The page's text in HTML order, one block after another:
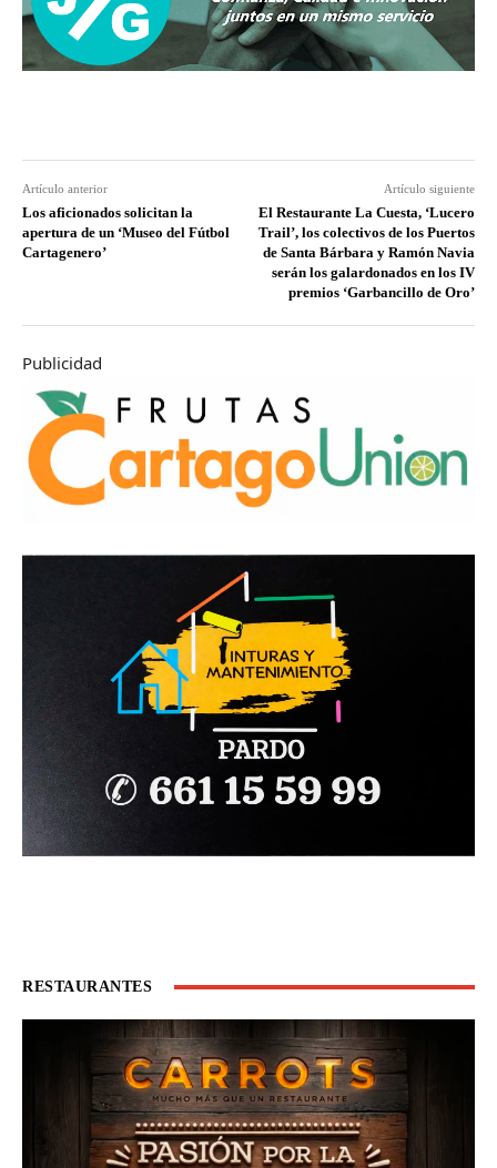
Artículo anterior
Los aficionados solicitan la
apertura de un ‘Museo del Fútbol
Cartagenero’
Artículo siguiente
El Restaurante La Cuesta, ‘Lucero
Trail’, los colectivos de los Puertos
de Santa Bárbara y Ramón Navia
serán los galardonados en los IV
premios ‘Garbancillo de Oro’
Publicidad
RESTAURANTES